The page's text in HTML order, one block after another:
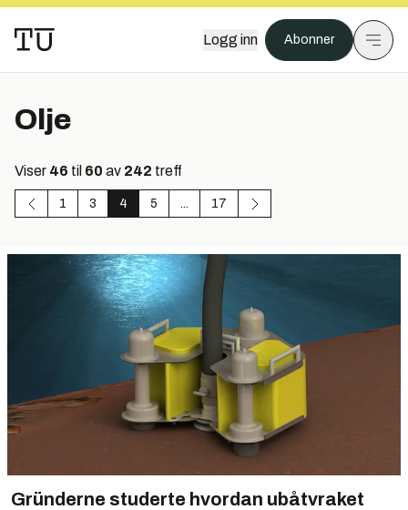
Logg inn Abonner
Olje
Viser 46 til 60 av 242 treff
1 3 4 5 ... 17
Gründerne studerte hvordan ubåtvraket